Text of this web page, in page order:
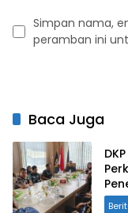
Simpan nama,
peramban ini
Baca Juga
Laut